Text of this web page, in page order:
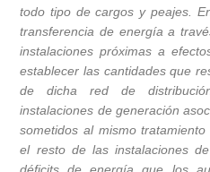
todo tipo de cargos y peajes.
transferencia de energía a
instalaciones próximas a
establecer las cantidades que
de dicha red de
instalaciones de generación
sometidos al mismo
el resto de las instalaciones